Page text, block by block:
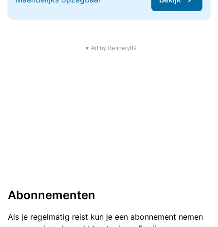
▼ Ad by Refinery89
Abonnementen
Als je regelmatig reist kun je een abonnement nemen